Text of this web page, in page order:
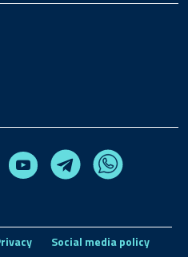
Linkedin Youtube TelegramWhatsapp
Social media policy